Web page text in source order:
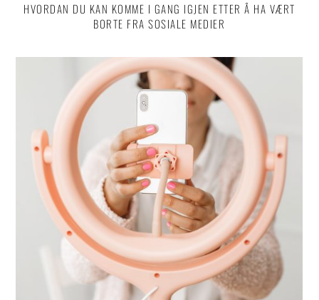
HVORDAN DU KAN KOMME I GANG IGJEN ETTER Å HA VÆRT
BORTE FRA SOSIALE MEDIER